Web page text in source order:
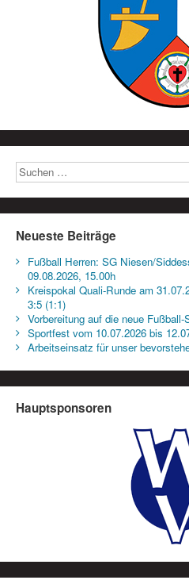
Neueste Beiträge
Fußball Herren: SG Niesen/
09.08.2026, 15.00h
Kreispokal Quali-Runde am
3:5 (1:1)
Vorbereitung auf die neue Fußball-
Sportfest vom 10.07.2026 bis
Arbeitseinsatz für unser
Hauptsponsoren